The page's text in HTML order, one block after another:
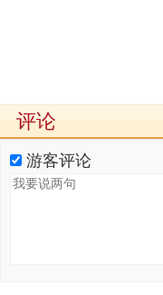
评论
游客评论